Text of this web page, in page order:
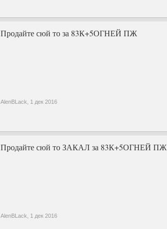
Продайте сюй то за 83К+5ОГНЕЙ ПЖ
AlenBLack, 1 дек 2016
Продайте сюй то ЗАКАЛ за 83К+5ОГНЕЙ ПЖ
AlenBLack, 1 дек 2016